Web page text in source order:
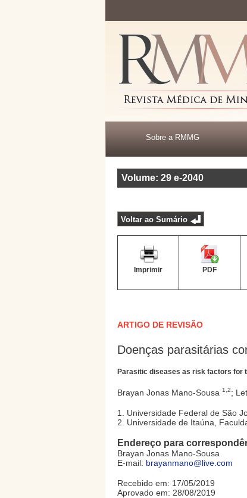
Sobre a RMMG
Volume: 29 e-2040
Voltar ao Sumário
Imprimir PDF
ARTIGO DE REVISÃO
Doenças parasitárias
Parasitic diseases as risk factors for
Brayan Jonas Mano-Sousa 1,2;
1. Universidade Federal de São
2. Universidade de Itaúna,
Endereço para
Brayan Jonas Mano-Sousa
E-mail: brayanmano@live.com
Recebido em: 17/05/2019
Aprovado em: 28/08/2019